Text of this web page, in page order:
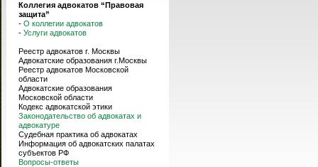
Коллегия адвокатов “Правовая
защита”
- О коллегии адвокатов
- Услуги адвокатов
Реестр адвокатов г. Москвы
Адвокатские образования г.Москвы
Реестр адвокатов Московской
области
Адвокатские образования
Московской области
Кодекс адвокатской этики
Законодательство об адвокатах и
адвокатуре
Судебная практика об адвокатах
Информация об адвокатских палатах
субъектов РФ
Вопросы-ответы